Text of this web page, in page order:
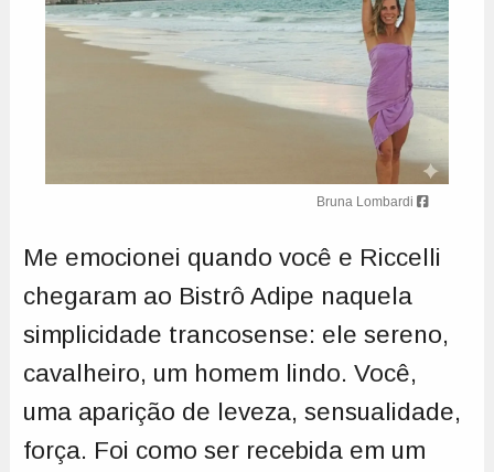
Bruna Lombardi
Me emocionei quando você e Riccelli
chegaram ao Bistrô Adipe naquela
simplicidade trancosense: ele sereno,
cavalheiro, um homem lindo. Você,
uma aparição de leveza, sensualidade,
força. Foi como ser recebida em um